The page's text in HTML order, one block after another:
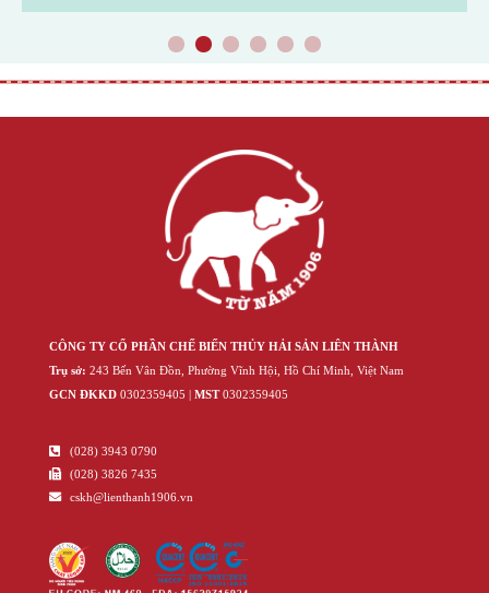
1 2 3 4 5 6
CÔNG TY CỔ PHẦN CHẾ BIẾN THỦY HẢI SẢN LIÊN THÀNH
Trụ sở: 243 Bến Vân Đồn, Phường Vĩnh Hội, Hồ Chí Minh, Việt Nam
GCN ĐKKD ‍030‍2359405 | MST‍030‍2359405
(028) 3943 0790
(028) 3826 7435
cskh@lienthanh1906.vn